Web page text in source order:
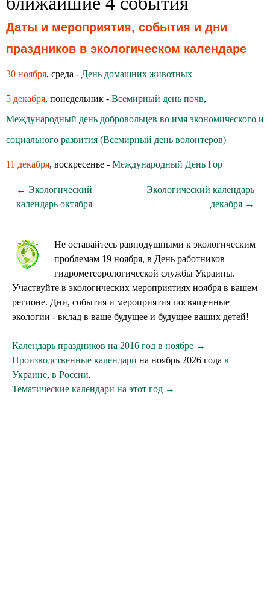
Даты и мероприятия, события и дни
праздников в экологическом календаре
30 ноября, среда - День домашних животных
5 декабря, понедельник - Всемирный день почв,
Международный день добровольцев во имя экономического и
социального развития (Всемирный день волонтеров)
11 декабря, воскресенье - Международный День Гор
← Экологический
календарь октября
Экологический календарь
декабря →
Не оставайтесь равнодушными к экологическим
проблемам 19 ноября, в День работников
гидрометеорологической службы Украины.
Участвуйте в экологических мероприятиях ноября в вашем
регионе. Дни, события и мероприятия посвященные
экологии - вклад в ваше будущее и будущее ваших детей!
Календарь праздников на 2016 год в ноябре →
Производственные календари на ноябрь 2026 года в
Украине, в России.
Тематические календари на этот год →